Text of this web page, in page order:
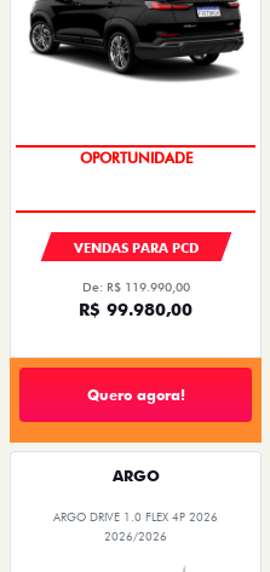
OPORTUNIDADE
VENDAS PARA PCD
De: R$ 119.990,00
R$ 99.980,00
Quero agora!
ARGO
ARGO DRIVE 1.0 FLEX 4P 2026
2026/2026